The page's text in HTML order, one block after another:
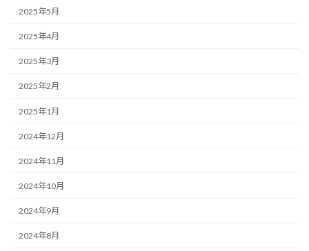
2025年5月
2025年4月
2025年3月
2025年2月
2025年1月
2024年12月
2024年11月
2024年10月
2024年9月
2024年8月